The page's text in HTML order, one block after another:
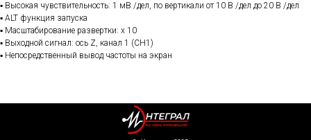
▪ Высокая чувствительность: 1 мВ /дел, по вертикали от 10 В /дел до 20 В /дел
▪ ALT функция запуска
▪ Масштабирование развертки: х 10
▪ Выходной сигнал: ось Z, канал 1 (CH1)
▪ Непосредственный вывод частоты на экран